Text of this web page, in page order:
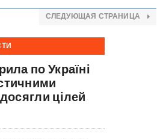
СЛЕДУЮЩАЯ СТРАНИЦА
по Україні
цілей